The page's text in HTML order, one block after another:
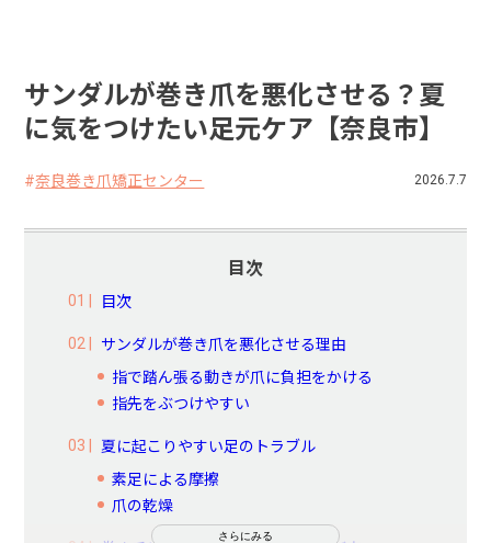
サンダルが巻き爪を悪化させる？夏
に気をつけたい足元ケア【奈良市】
2026.7.7
奈良巻き爪矯正センター
目次
目次
サンダルが巻き爪を悪化させる理由
指で踏ん張る動きが爪に負担をかける
指先をぶつけやすい
夏に起こりやすい足のトラブル
素足による摩擦
爪の乾燥
さらにみる